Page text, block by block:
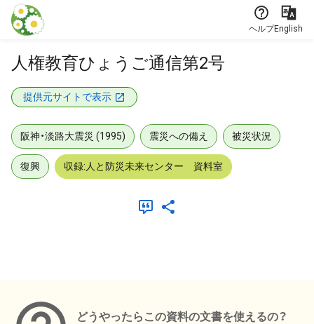
本文に飛ぶ
ヘルプEnglish
人権教育ひょうご通信第2号
提供元サイトで表示
阪神・淡路大震災 (1995) 震災への備え 被災状況
復興 収録:人と防災未来センター 資料室
どうやったらこの資料の文書を使えるの？